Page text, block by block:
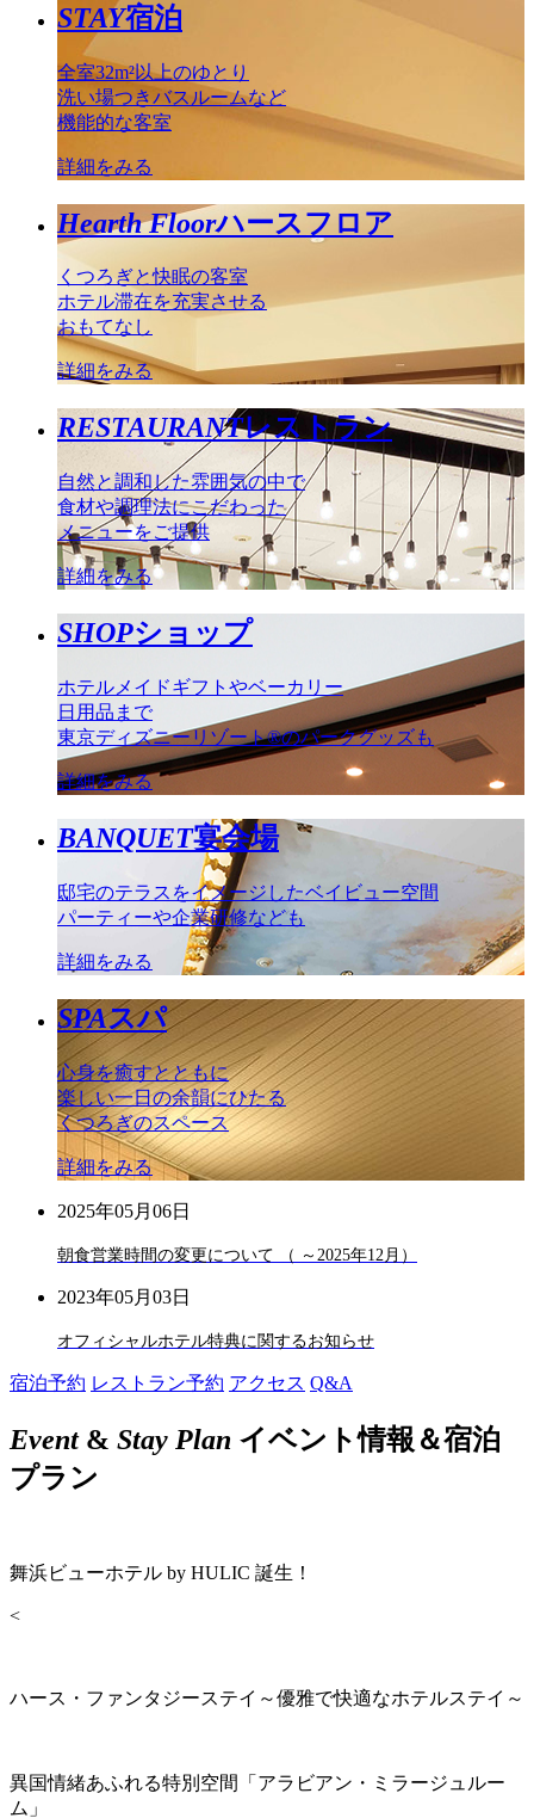
STAY宿泊
全室32m²以上のゆとり
洗い場つきバスルームなど
機能的な客室
詳細をみる
Hearth Floorハースフロア
くつろぎと快眠の客室
ホテル滞在を充実させる
おもてなし
詳細をみる
RESTAURANTレストラン
自然と調和した雰囲気の中で
食材や調理法にこだわった
メニューをご提供
詳細をみる
SHOPショップ
ホテルメイドギフトやベーカリー
日用品まで
東京ディズニーリゾート®のパークグッズも
詳細をみる
BANQUET宴会場
邸宅のテラスをイメージしたベイビュー空間
パーティーや企業研修なども
詳細をみる
SPAスパ
心身を癒すとともに
楽しい一日の余韻にひたる
くつろぎのスペース
詳細をみる
2025年05月06日
朝食営業時間の変更について （ ～2025年12月）
2023年05月03日
オフィシャルホテル特典に関するお知らせ
宿泊予約 レストラン予約 アクセス Q&A
Event& Stay Plan イベント情報＆宿泊
プラン
舞浜ビューホテル by HULIC 誕生！
<
ハース・ファンタジーステイ～優雅で快適なホテルステイ～
異国情緒あふれる特別空間「アラビアン・ミラージュルー
ム」